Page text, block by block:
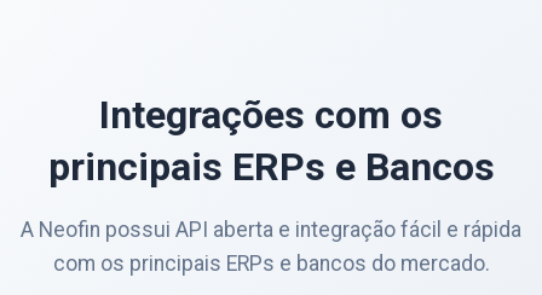
Integrações com os
principais ERPs e Bancos
A Neofin possui API aberta e integração fácil e rápida
com os principais ERPs e bancos do mercado.